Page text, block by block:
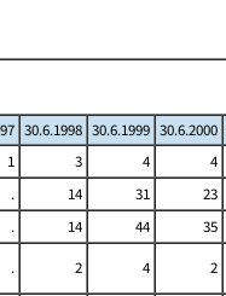
30.6.1998 30.6.1999 30.6.2000
1 3 4 4
. 14 31 23
. 14 44 35
. 2 4 2